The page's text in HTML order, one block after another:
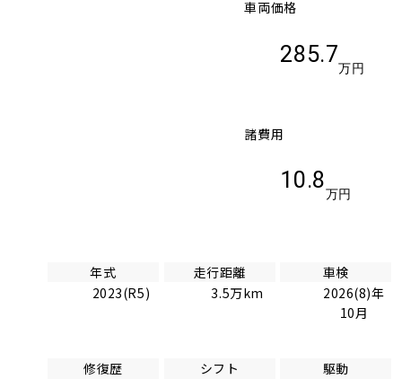
車両価格
285.7
万円
諸費用
10.8
万円
年式
2023(R5)
走行距離
3.5万km
車検
2026(8)年
10月
修復歴
シフト
駆動